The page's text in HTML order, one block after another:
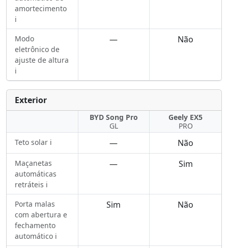
amortecimento
ℹ️
Modo
eletrônico de
ajuste de altura
ℹ️
— Não
Exterior
BYD Song Pro
GL
Geely EX5
PRO
Teto solar ℹ️
— Não
Maçanetas
automáticas
retráteis ℹ️
— Sim
Porta malas
com abertura e
fechamento
automático ℹ️
Sim Não